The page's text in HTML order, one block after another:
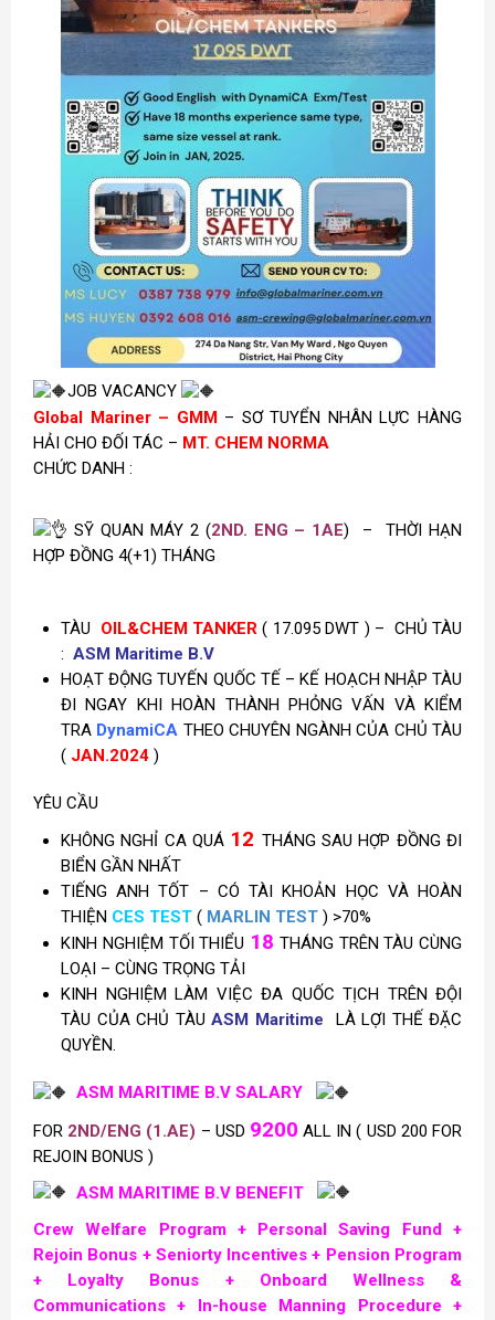
JOB VACANCY
Global Mariner – GMM– SƠ TUYỂN NHÂN LỰC HÀNG
HẢI CHO ĐỐI TÁC – MT. CHEM NORMA
CHỨC DANH :
SỸ QUAN MÁY 2 (2ND. ENG – 1AE) –THỜI HẠN
HỢP ĐỒNG 4(+1) THÁNG
TÀU OIL&CHEM TANKER ( 17.095 DWT ) – CHỦ TÀU
: ASM Maritime B.V
HOẠT ĐỘNG TUYẾN QUỐC TẾ – KẾ HOẠCH NHẬP TÀU
ĐI NGAY KHI HOÀN THÀNH PHỎNG VẤN VÀ KIỂM
TRA DynamiCA THEO CHUYÊN NGÀNH CỦA CHỦ TÀU
( JAN.2024 )
YÊU CẦU
KHÔNG NGHỈ CA QUÁ 12 THÁNG SAU HỢP ĐỒNG ĐI
BIỂN GẦN NHẤT
TIẾNG ANH TỐT – CÓ TÀI KHOẢN HỌC VÀ HOÀN
THIỆN CES TEST ( MARLIN TEST ) >70%
KINH NGHIỆM TỐI THIỂU 18 THÁNG TRÊN TÀU CÙNG
LOẠI – CÙNG TRỌNG TẢI
KINH NGHIỆM LÀM VIỆC ĐA QUỐC TỊCH TRÊN ĐỘI
TÀU CỦA CHỦ TÀU ASM Maritime LÀ LỢI THẾ ĐẶC
QUYỀN.
ASM MARITIME B.V SALARY
FOR 2ND/ENG (1.AE) – USD 9200 ALL IN ( USD 200 FOR
REJOIN BONUS )
ASM MARITIME B.V BENEFIT
Crew Welfare Program + Personal Saving Fund +
Rejoin Bonus + Seniorty Incentives + Pension Program
+ Loyalty Bonus + Onboard Wellness &
Communications + In-house Manning Procedure +